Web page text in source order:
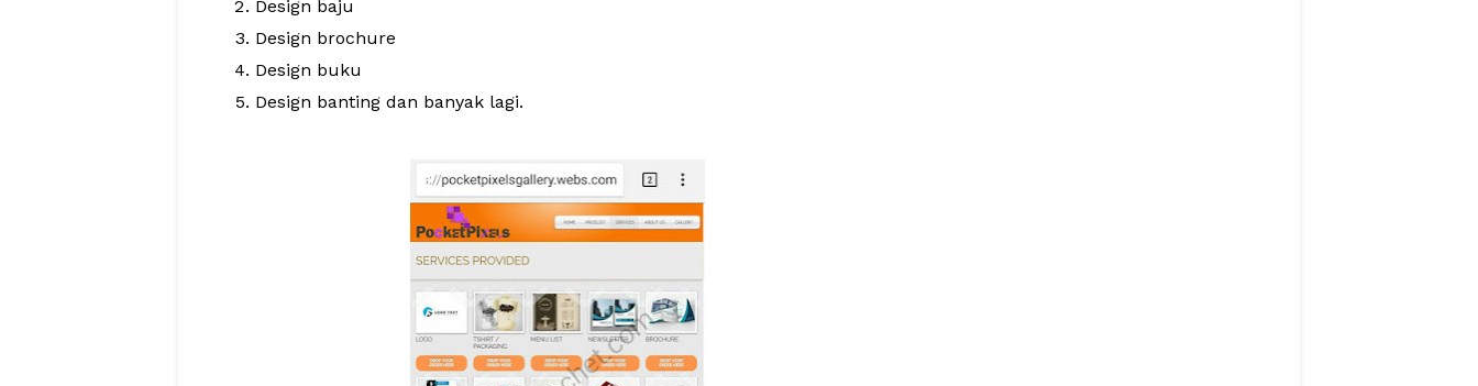
Design baju
Design brochure
Design buku
Design banting dan banyak lagi.